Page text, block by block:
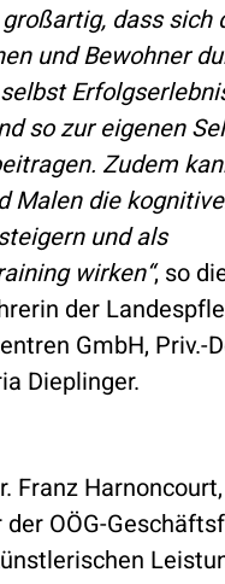
dass sich
und Bewohner
so zur eigenen
Zudem
Malen die
und als
wirken“, so
der
GmbH, Priv.-
Dieplinger.
Franz Harnoncourt,
OÖG-